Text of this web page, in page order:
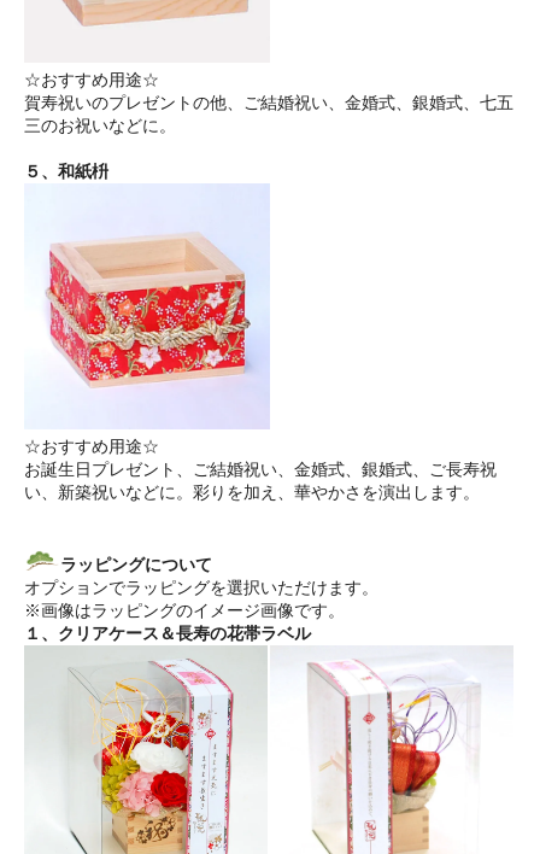
☆おすすめ用途☆
賀寿祝いのプレゼントの他、ご結婚祝い、金婚式、銀婚式、七五
三のお祝いなどに。
５、和紙枡
☆おすすめ用途☆
お誕生日プレゼント、ご結婚祝い、金婚式、銀婚式、ご長寿祝
い、新築祝いなどに。彩りを加え、華やかさを演出します。
ラッピングについて
オプションでラッピングを選択いただけます。
※画像はラッピングのイメージ画像です。
１、クリアケース＆長寿の花帯ラベル